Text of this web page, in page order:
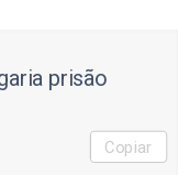
prisão
Copiar